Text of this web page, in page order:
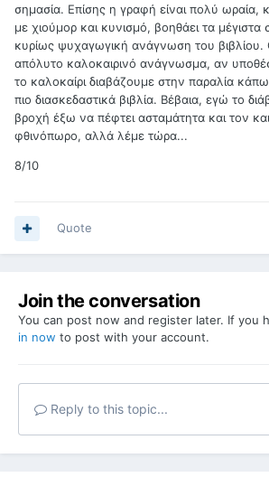
σημασία. Επίσης η γραφή είναι πολύ ωραία,
με χιούμορ και κυνισμό, βοηθάει τα μέγιστα
κυρίως ψυχαγωγική ανάγνωση του βιβλίου.
απόλυτο καλοκαιρινό ανάγνωσμα, αν
το καλοκαίρι διαβάζουμε στην παραλία
πιο διασκεδαστικά βιβλία. Βέβαια, εγώ το
βροχή έξω να πέφτει ασταμάτητα και τον
φθινόπωρο, αλλά λέμε τώρα...
8/10
Quote
Join the conversation
You can post now and register later. If you
in now to post with your account.
Reply to this topic...